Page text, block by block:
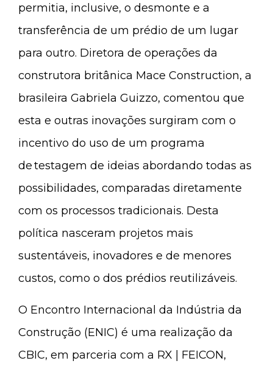
permitia, inclusive, o desmonte e a
transferência de um prédio de um lugar
para outro. Diretora de operações da
construtora britânica Mace Construction, a
brasileira Gabriela Guizzo, comentou que
esta e outras inovações surgiram com o
incentivo do uso de um programa
de testagem de ideias abordando todas as
possibilidades, comparadas diretamente
com os processos tradicionais. Desta
política nasceram projetos mais
sustentáveis, inovadores e de menores
custos, como o dos prédios reutilizáveis.
O Encontro Internacional da Indústria da
Construção (ENIC) é uma realização da
CBIC, em parceria com a RX | FEICON,